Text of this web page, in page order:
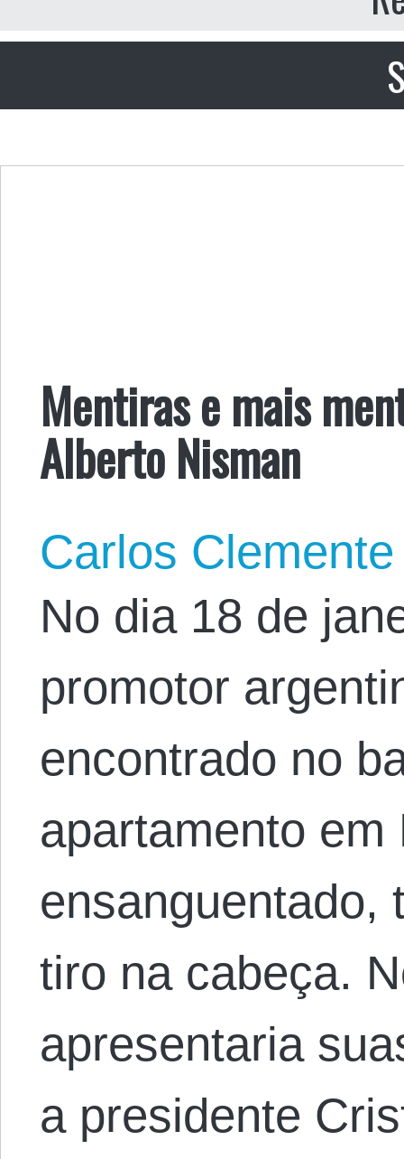
Mentiras e mais
Alberto Nisman
Carlos Clemente
No dia 18 de
promotor
encontrado no
apartamento em
ensanguentado,
tiro na cabeça.
apresentaria
a presidente